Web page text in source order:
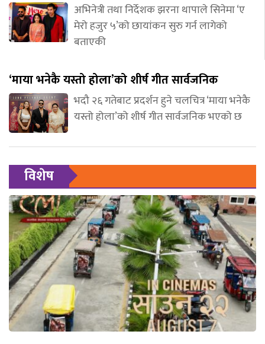
अभिनेत्री तथा निर्देशक झरना थापाले सिनेमा ‘ए
मेरो हजुर ५’को छायांकन सुरु गर्न लागेको
बताएकी
‘माया भनेकै यस्तो होला’को शीर्ष गीत सार्वजनिक
भदौ २६ गतेबाट प्रदर्शन हुने चलचित्र ‘माया भनेकै
यस्तो होला’को शीर्ष गीत सार्वजनिक भएको छ
विशेष